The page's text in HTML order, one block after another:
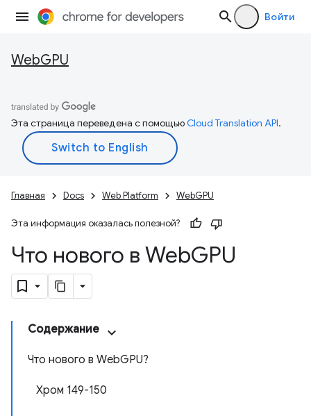
Войти
WebGPU
Эта страница переведена с помощьюCloud Translation API.
Главная Docs Web Platform WebGPU
Эта информация оказалась полезной?
Что нового в WebGPU
Содержание
Что нового в WebGPU?
Хром 149-150